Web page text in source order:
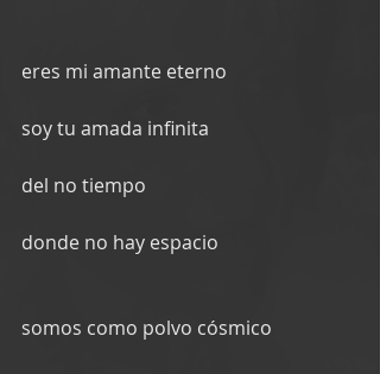
eres mi amante eterno
soy tu amada infinita
del no tiempo
donde no hay espacio
somos como polvo cósmico